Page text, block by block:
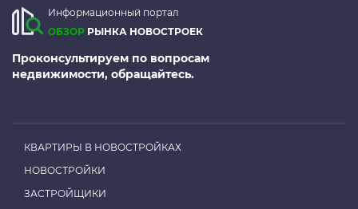
Информационный портал
ОБЗОР РЫНКА НОВОСТРОЕК
Проконсультируем по вопросам
недвижимости, обращайтесь.
КВАРТИРЫ В НОВОСТРОЙКАХ
НОВОСТРОЙКИ
ЗАСТРОЙЩИКИ